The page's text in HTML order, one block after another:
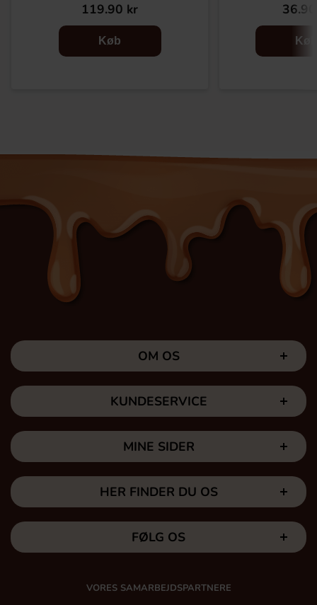
119.90 kr
Køb Køb
OM OS
KUNDESERVICE
MINE SIDER
HER FINDER DU OS
FØLG OS
VORES SAMARBEJDSPARTNERE